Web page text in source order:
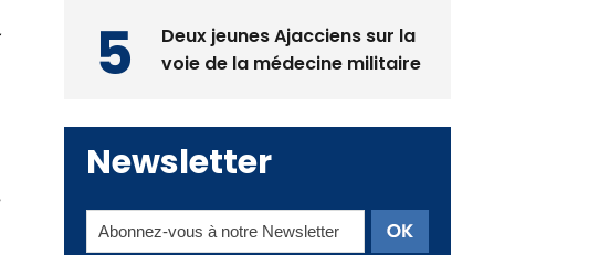
Deux jeunes Ajacciens sur la
voie de la médecine militaire
Newsletter